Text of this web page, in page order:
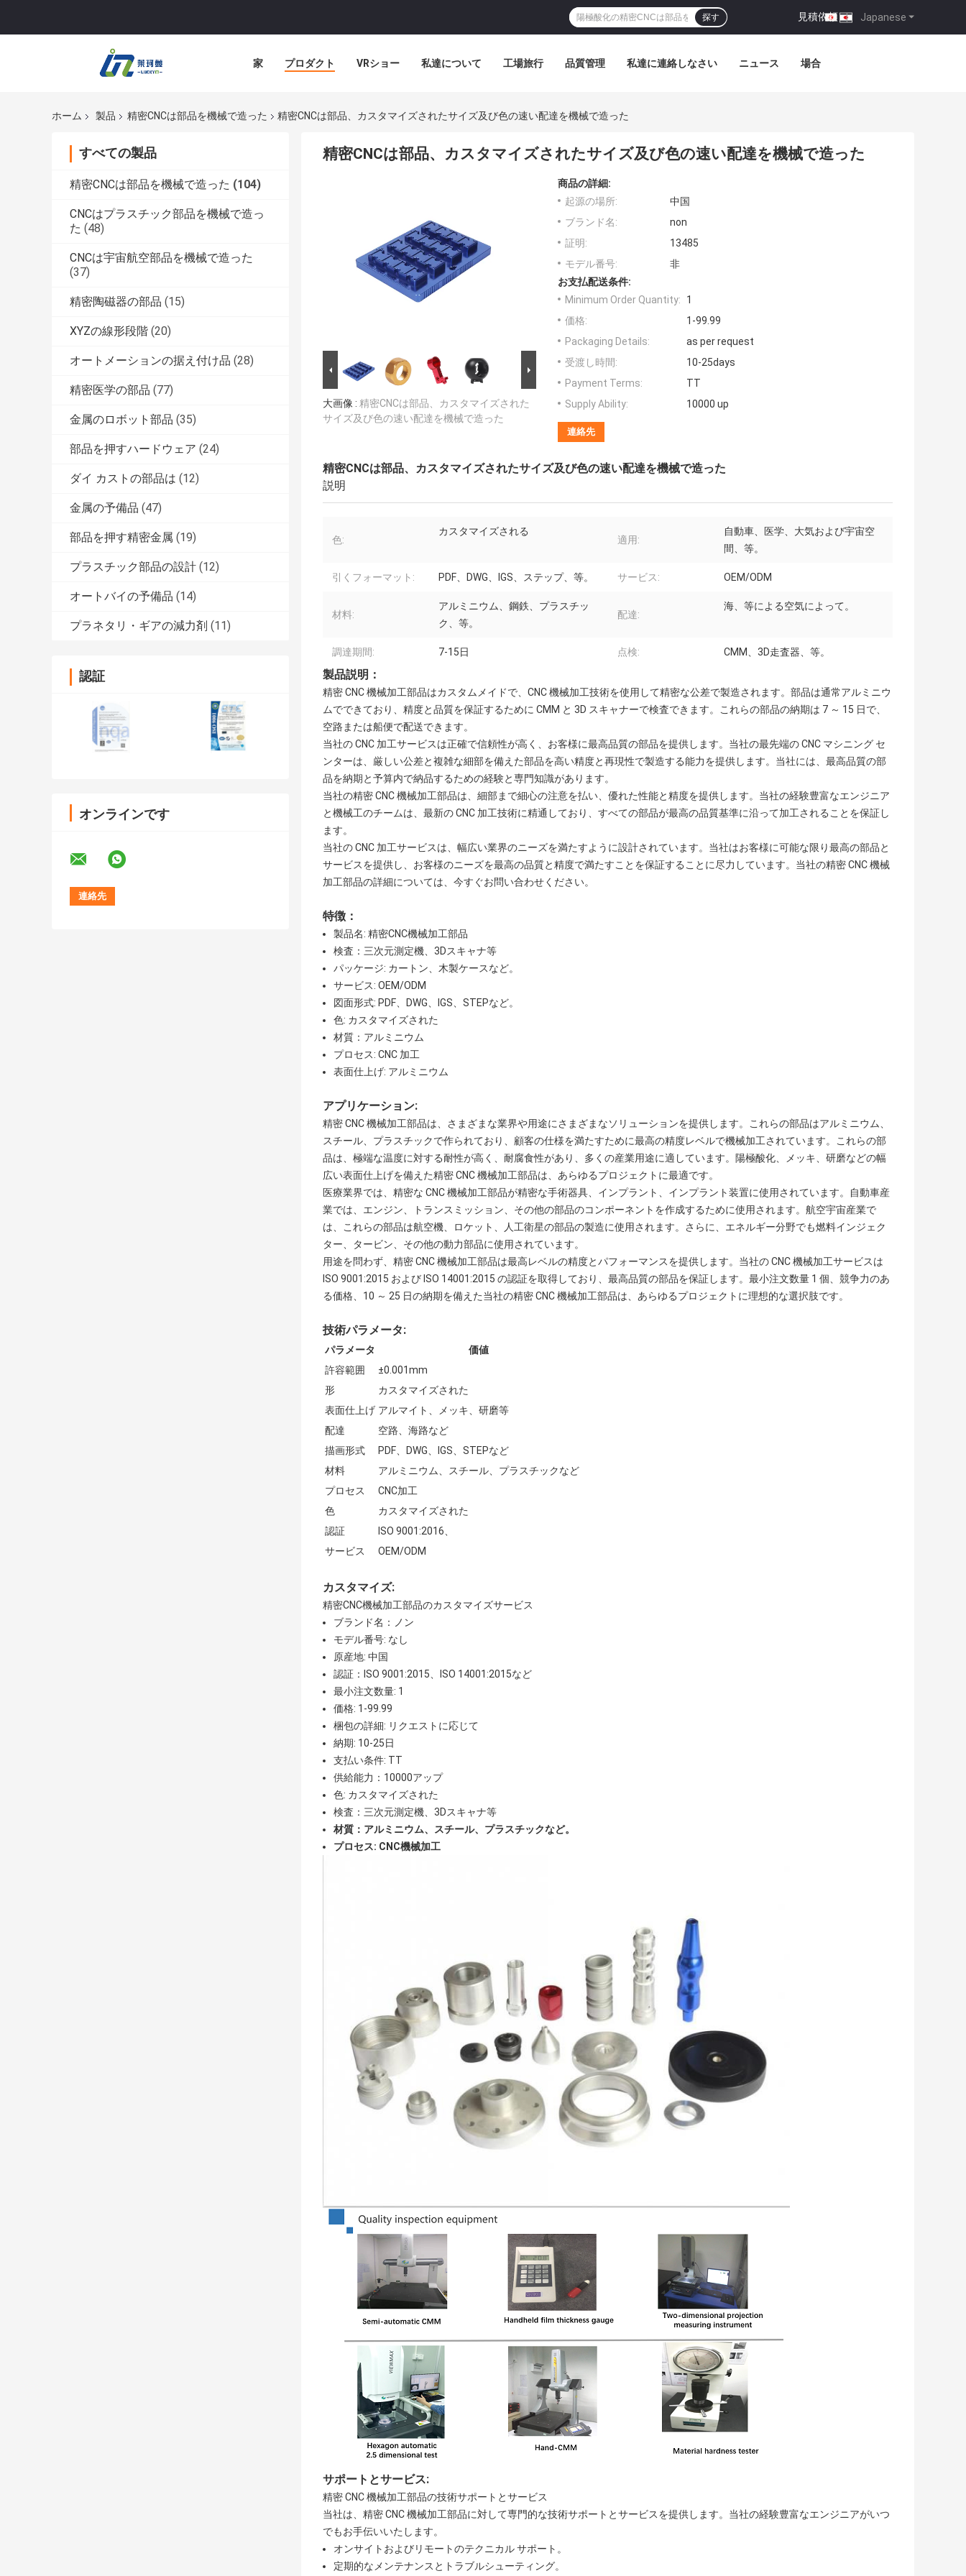
Japanese
見積依頼 |
探す
家 プロダクト VRショー 私達について 工場旅行 品質管理 私達に連絡しなさい ニュース 場合
ホーム 製品 精密CNCは部品を機械で造った 精密CNCは部品、カスタマイズされたサイズ及び色の速い配達を機械で造った
すべての製品
精密CNCは部品を機械で造った (104)
CNCはプラスチック部品を機械で造っ
た (48)
CNCは宇宙航空部品を機械で造った
(37)
精密陶磁器の部品 (15)
XYZの線形段階 (20)
オートメーションの据え付け品 (28)
精密医学の部品 (77)
金属のロボット部品 (35)
部品を押すハードウェア (24)
ダイ カストの部品は (12)
金属の予備品 (47)
部品を押す精密金属 (19)
プラスチック部品の設計 (12)
オートバイの予備品 (14)
プラネタリ・ギアの減力剤 (11)
認証
オンラインです
精密CNCは部品、カスタマイズされたサイズ及び色の速い配達を機械で造った
大画像 : 精密CNCは部品、カスタマイズされた
サイズ及び色の速い配達を機械で造った
商品の詳細:
起源の場所:
中国
ブランド名:
non
証明:
13485
モデル番号:
非
お支払配送条件:
Minimum Order Quantity:
1
価格:
1-99.99
Packaging Details:
as per request
受渡し時間:
10-25days
Payment Terms:
TT
Supply Ability:
10000 up
連絡先
精密CNCは部品、カスタマイズされたサイズ及び色の速い配達を機械で造った
説明
色:
カスタマイズされる
適用:
自動車、医学、大気および宇宙空
間、等。
引くフォーマット: PDF、DWG、IGS、ステップ、等。 サービス: OEM/ODM
材料:
アルミニウム、鋼鉄、プラスチッ
ク、等。
配達:
海、等による空気によって。
調達期間: 7-15日 点検: CMM、3D走査器、等。
製品説明：
精密 CNC 機械加工部品はカスタムメイドで、CNC 機械加工技術を使用して精密な公差で製造されます。部品は通常アルミニウ
ムでできており、精度と品質を保証するために CMM と 3D スキャナーで検査できます。これらの部品の納期は 7 ～ 15 日で、
空路または船便で配送できます。
当社の CNC 加工サービスは正確で信頼性が高く、お客様に最高品質の部品を提供します。当社の最先端の CNC マシニング セ
ンターは、厳しい公差と複雑な細部を備えた部品を高い精度と再現性で製造する能力を提供します。当社には、最高品質の部
品を納期と予算内で納品するための経験と専門知識があります。
当社の精密 CNC 機械加工部品は、細部まで細心の注意を払い、優れた性能と精度を提供します。当社の経験豊富なエンジニア
と機械工のチームは、最新の CNC 加工技術に精通しており、すべての部品が最高の品質基準に沿って加工されることを保証し
ます。
当社の CNC 加工サービスは、幅広い業界のニーズを満たすように設計されています。当社はお客様に可能な限り最高の部品と
サービスを提供し、お客様のニーズを最高の品質と精度で満たすことを保証することに尽力しています。当社の精密 CNC 機械
加工部品の詳細については、今すぐお問い合わせください。
特徴：
製品名: 精密CNC機械加工部品
検査：三次元測定機、3Dスキャナ等
パッケージ: カートン、木製ケースなど。
サービス: OEM/ODM
図面形式: PDF、DWG、IGS、STEPなど。
色: カスタマイズされた
材質：アルミニウム
プロセス: CNC 加工
表面仕上げ: アルミニウム
アプリケーション:
精密 CNC 機械加工部品は、さまざまな業界や用途にさまざまなソリューションを提供します。これらの部品はアルミニウム、
スチール、プラスチックで作られており、顧客の仕様を満たすために最高の精度レベルで機械加工されています。これらの部
品は、極端な温度に対する耐性が高く、耐腐食性があり、多くの産業用途に適しています。陽極酸化、メッキ、研磨などの幅
広い表面仕上げを備えた精密 CNC 機械加工部品は、あらゆるプロジェクトに最適です。
医療業界では、精密な CNC 機械加工部品が精密な手術器具、インプラント、インプラント装置に使用されています。自動車産
業では、エンジン、トランスミッション、その他の部品のコンポーネントを作成するために使用されます。航空宇宙産業で
は、これらの部品は航空機、ロケット、人工衛星の部品の製造に使用されます。さらに、エネルギー分野でも燃料インジェク
ター、タービン、その他の動力部品に使用されています。
用途を問わず、精密 CNC 機械加工部品は最高レベルの精度とパフォーマンスを提供します。当社の CNC 機械加工サービスは
ISO 9001:2015 および ISO 14001:2015 の認証を取得しており、最高品質の部品を保証します。最小注文数量 1 個、競争力のあ
る価格、10 ～ 25 日の納期を備えた当社の精密 CNC 機械加工部品は、あらゆるプロジェクトに理想的な選択肢です。
技術パラメータ:
パラメータ
価値
許容範囲
±0.001mm
形
カスタマイズされた
表面仕上げ アルマイト、メッキ、研磨等
配達
空路、海路など
描画形式
PDF、DWG、IGS、STEPなど
材料
アルミニウム、スチール、プラスチックなど
プロセス
CNC加工
色
カスタマイズされた
認証
ISO 9001:2016、
サービス
OEM/ODM
カスタマイズ:
精密CNC機械加工部品のカスタマイズサービス
ブランド名：ノン
モデル番号: なし
原産地: 中国
認証：ISO 9001:2015、ISO 14001:2015など
最小注文数量: 1
価格: 1-99.99
梱包の詳細: リクエストに応じて
納期: 10-25日
支払い条件: TT
供給能力：10000アップ
色: カスタマイズされた
検査：三次元測定機、3Dスキャナ等
材質：アルミニウム、スチール、プラスチックなど。
プロセス: CNC機械加工
サポートとサービス:
精密 CNC 機械加工部品の技術サポートとサービス
当社は、精密 CNC 機械加工部品に対して専門的な技術サポートとサービスを提供します。当社の経験豊富なエンジニアがいつ
でもお手伝いいたします。
オンサイトおよびリモートのテクニカル サポート。
定期的なメンテナンスとトラブルシューティング。